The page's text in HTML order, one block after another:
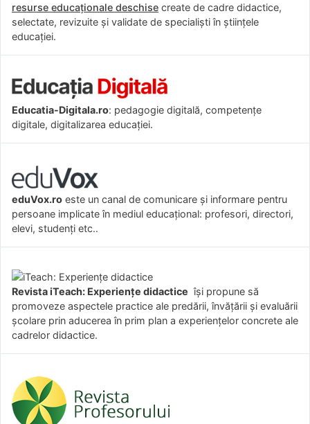
resurse educaționale deschise create de cadre didactice,
selectate, revizuite și validate de specialiști în științele
educației.
Educatia-Digitala.ro: pedagogie digitală, competențe
digitale, digitalizarea educației.
eduVox.ro este un canal de comunicare și informare pentru
persoane implicate în mediul educațional: profesori, directori,
elevi, studenți etc..
Revista iTeach: Experienţe didactice îşi propune să
promoveze aspectele practice ale predării, învăţării şi evaluării
şcolare prin aducerea în prim plan a experienţelor concrete ale
cadrelor didactice.